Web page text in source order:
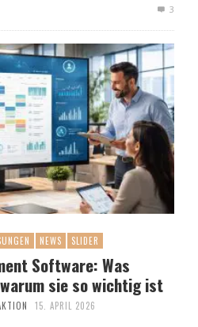
3
NEWS SLIDER
Software: Was
sie so wichtig ist
15. APRIL 2026